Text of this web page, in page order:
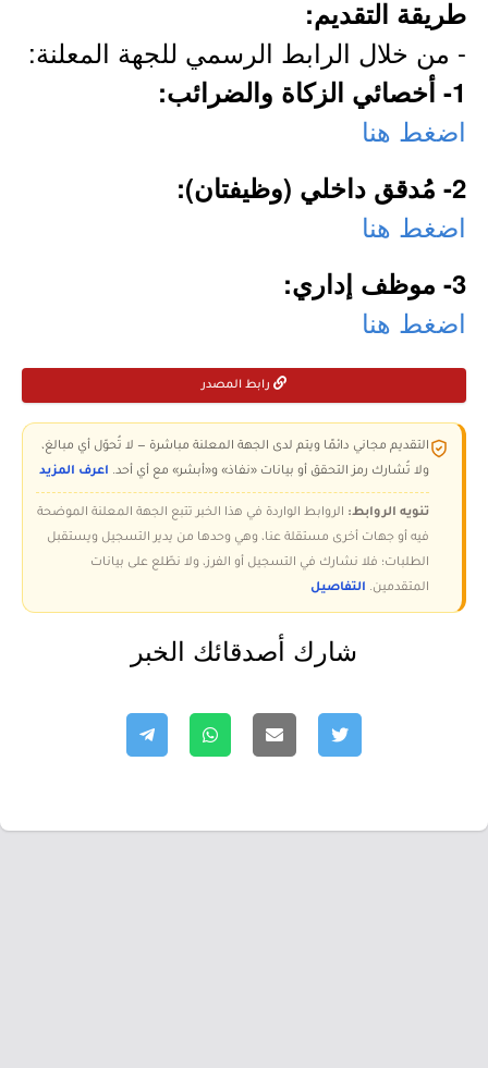
طريقة التقديم:
- من خلال الرابط الرسمي للجهة المعلنة:
1- أخصائي الزكاة والضرائب:
اضغط هنا
2- مُدقق داخلي (وظيفتان):
اضغط هنا
3- موظف إداري:
اضغط هنا
رابط المصدر
التقديم مجاني دائمًا ويتم لدى الجهة المعلنة مباشرة — لا تُحوّل أي مبالغ،
ولا تُشارك رمز التحقق أو بيانات «نفاذ» و«أبشر» مع أي أحد. اعرف المزيد
تنويه الروابط: الروابط الواردة في هذا الخبر تتبع الجهة المعلنة الموضحة
فيه أو جهات أخرى مستقلة عنا، وهي وحدها من يدير التسجيل ويستقبل
الطلبات؛ فلا نشارك في التسجيل أو الفرز، ولا نطّلع على بيانات
المتقدمين. التفاصيل
شارك أصدقائك الخبر